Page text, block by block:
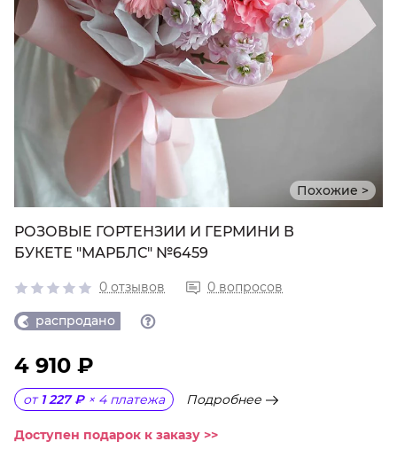
Похожие >
РОЗОВЫЕ ГОРТЕНЗИИ И ГЕРМИНИ В
БУКЕТЕ "МАРБЛС" №6459
0 отзывов 0 вопросов
распродано
4 910 ₽
от 1 227 ₽ × 4 платежа Подробнее
Доступен подарок к заказу >>